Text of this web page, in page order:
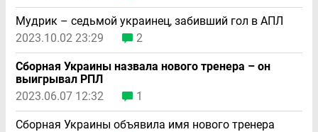
Мудрик – седьмой украинец, забивший гол в АПЛ
2023.10.02 23:29
2
Сборная Украины назвала нового тренера – он
выигрывал РПЛ
2023.06.07 12:32
1
Сборная Украины объявила имя нового тренера